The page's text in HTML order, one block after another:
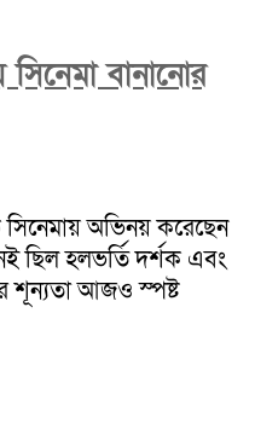
সিনেমা বানানোর
অভিনয় করেছেন
ছিল হলভর্তি দর্শক এবং
শূন্যতা আজও স্পষ্ট